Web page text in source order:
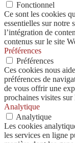
Fonctionnel
Ce sont les cookies
essentielles sur notre
l’intégration de
contenus sur le site
Préférences
Préférences
Ces cookies nous
préférences de
de vous offrir une
prochaines visites sur
Analytique
Analytique
Les cookies
les services en ligne